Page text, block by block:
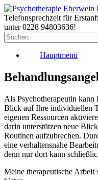
Telefonsprechzeit für
unter 0228 94803636!
Hauptmenü
Als Psychotherapeutin kann
Blick auf Ihre individuellen
eigenen Ressourcen
darin unterstützen neue
Routinen aufzubrechen.
eine verhaltensnahe
denn nur dort kann
Meine therapeutische